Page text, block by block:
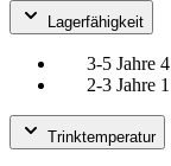
Lagerfähigkeit
3-5 Jahre 4
2-3 Jahre 1
Trinktemperatur